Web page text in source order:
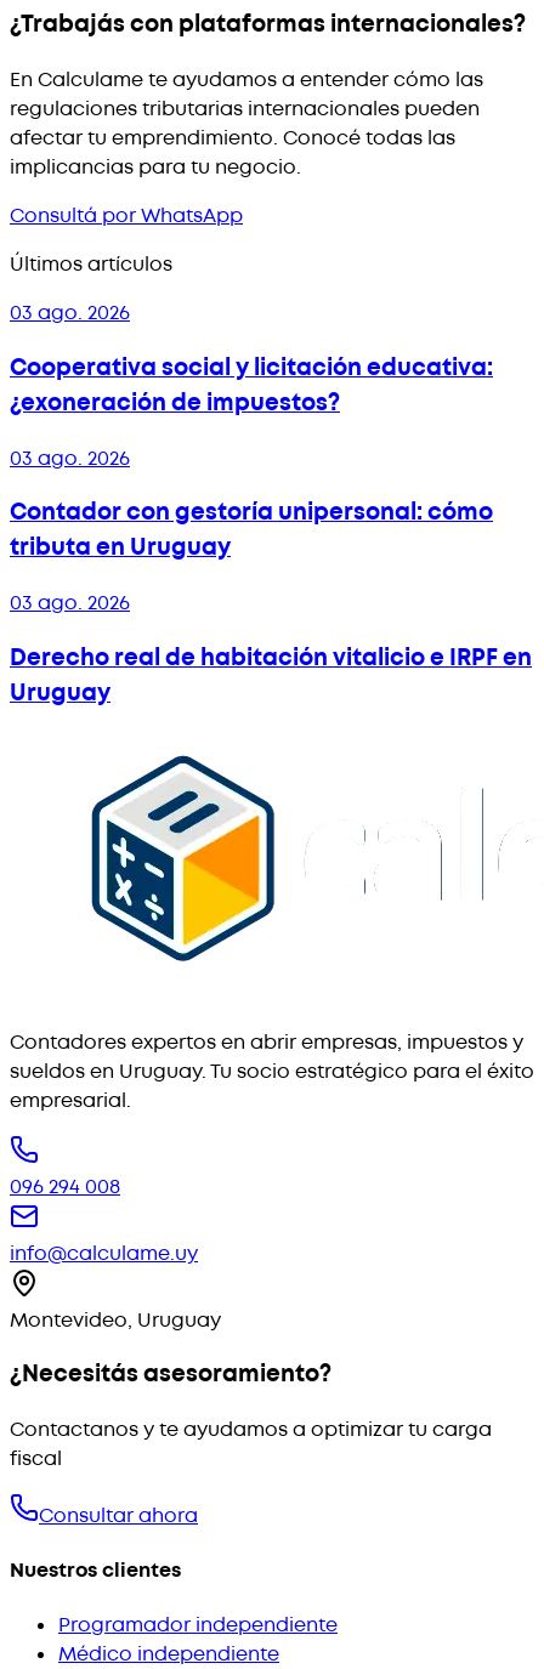
¿Trabajás con plataformas internacionales?
En Calculame te ayudamos a entender cómo las
regulaciones tributarias internacionales pueden
afectar tu emprendimiento. Conocé todas las
implicancias para tu negocio.
Consultá por WhatsApp
Últimos artículos
03 ago. 2026
Cooperativa social y licitación educativa:
¿exoneración de impuestos?
03 ago. 2026
Contador con gestoría unipersonal: cómo
tributa en Uruguay
03 ago. 2026
Derecho real de habitación vitalicio e IRPF en
Uruguay
Contadores expertos en abrir empresas, impuestos y
sueldos en Uruguay. Tu socio estratégico para el éxito
empresarial.
096 294 008
info@calculame.uy
Montevideo, Uruguay
¿Necesitás asesoramiento?
Contactanos y te ayudamos a optimizar tu carga
fiscal
Consultar ahora
Nuestros clientes
Programador independiente
Médico independiente